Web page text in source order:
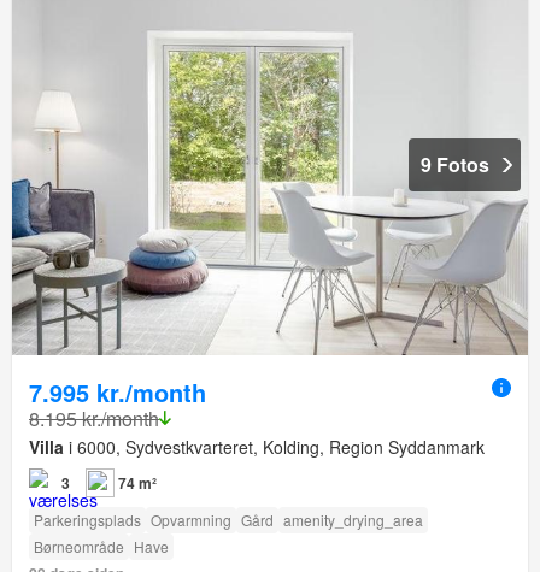
9 Fotos
7.995 kr./month
8.195 kr./month
Villa i 6000, Sydvestkvarteret, Kolding, Region Syddanmark
3 74 m²
Parkeringsplads Opvarmning Gård amenity_drying_area
Børneområde Have